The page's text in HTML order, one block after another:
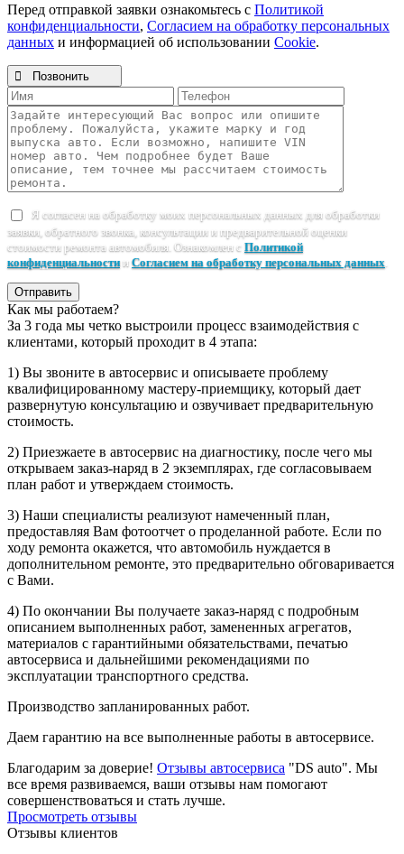
Перед отправкой заявки ознакомьтесь с Политикой
конфиденциальности, Согласием на обработку персональных
данных и информацией об использовании Cookie.
 Позвонить
Я согласен на обработку моих персональных данных для обработки
заявки, обратного звонка, консультации и предварительной оценки
стоимости ремонта автомобиля. Ознакомлен с Политикой
конфиденциальностии Согласием на обработку персональных данных
Отправить
Как мы работаем?
За 3 года мы четко выстроили процесс взаимодействия с
клиентами, который проходит в 4 этапа:
1) Вы звоните в автосервис и описываете проблему
квалифицированному мастеру-приемщику, который дает
развернутую консультацию и озвучивает предварительную
стоимость.
2) Приезжаете в автосервис на диагностику, после чего мы
открываем заказ-наряд в 2 экземплярах, где согласовываем
план работ и утверждаем стоимость.
3) Наши специалисты реализуют намеченный план,
предоставляя Вам фотоотчет о проделанной работе. Если по
ходу ремонта окажется, что автомобиль нуждается в
дополнительном ремонте, это предварительно обговаривается
с Вами.
4) По окончании Вы получаете заказ-наряд с подробным
описанием выполненных работ, замененных агрегатов,
материалов с гарантийными обязательствами, печатью
автосервиса и дальнейшими рекомендациями по
эксплуатации транспортного средства.
Производство запланированных работ.
Даем гарантию на все выполненные работы в автосервисе.
Благодарим за доверие! Отзывы автосервиса "DS auto". Мы
все время развиваемся, ваши отзывы нам помогают
совершенствоваться и стать лучше.
Просмотреть отзывы
Отзывы клиентов